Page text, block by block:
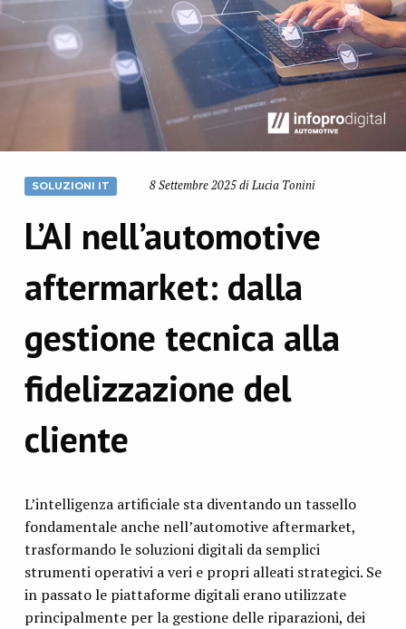
SOLUZIONI IT 8 Settembre 2025 di Lucia Tonini
L’AI nell’automotive
aftermarket: dalla
gestione tecnica alla
fidelizzazione del
cliente
L’intelligenza artificiale sta diventando un tassello
fondamentale anche nell’automotive aftermarket,
trasformando le soluzioni digitali da semplici
strumenti operativi a veri e propri alleati strategici. Se
in passato le piattaforme digitali erano utilizzate
principalmente per la gestione delle riparazioni, dei